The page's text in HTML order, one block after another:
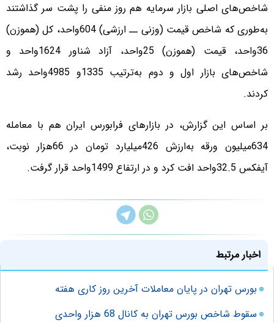
شاخص‌های اصلی بازار سرمایه هم روز منفی را پشت سر گذاشتند
به‌طوری که شاخص قیمت (وزنی ــ ارزشی) 604واحد، کل (هموزن)
36واحد، قیمت (هموزن) 25واحد، آزاد شناور 1624واحد و
شاخص‌های‌ بازار اول و دوم به‌ترتیب 1335و 4985واحد رشد
کردند.
بر اساس این گزارش، در بازارهای فرابورس ایران هم با معامله
634میلیون ورقه به‌ارزش 426میلیارد تومان در 66هزار نوبت،
آیفکس 32.5واحد افت کرد و در ارتفاع 1499واحد قرار گرفت.
اخبار مرتبط
بورس تهران در پایان معاملات آخرین روز کاری هفته
سقوط شاخص بورس تهران به کانال 68 هزار واحدی